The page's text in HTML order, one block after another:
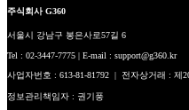
주식회사 G360
서울시 강남구 봉은사로57길 6
Tel : 02-3447-7775 | E-mail : support@g360.kr
사업자번호 : 613-81-81792 | 전자상거래 : 제
정보관리책임자 : 권기풍